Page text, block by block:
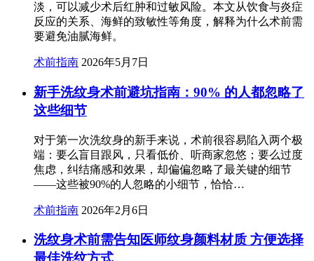
淡，可以减少术后红肿和过敏风险。本文从饮食与炎症
反应的关系、海鲜的致敏性等角度，解释为什么术前需
要避免油腻海鲜。
术前指南 2026年5月7日
新手洗纹身术前避坑指南：90% 的人都忽略了
这些细节
对于第一次洗纹身的新手来说，术前很容易陷入两个极
端：要么盲目跟风，只看低价、听商家忽悠；要么过度
焦虑，纠结痛感和效果，却偏偏忽略了最关键的细节
——这些被90%的人忽略的小细节，恰恰…
术前指南 2026年2月6日
洗纹身术前需告知医师纹身颜料材质 方便选择